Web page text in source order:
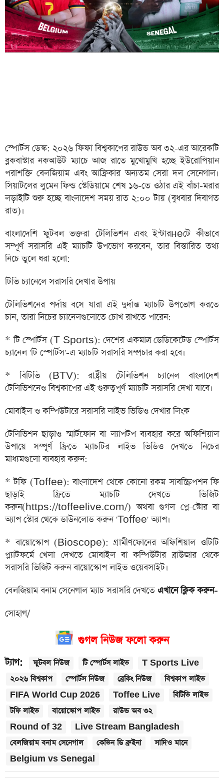
স্পোর্টস ডেস্ক: ২০২৬ ফিফা বিশ্বকাপের রাউন্ড অব ৩২-এর আরেকটি
ব্লকবাস্টার নকআউট ম্যাচে আজ রাতে মুখোমুখি হচ্ছে ইউরোপিয়ান
পরাশক্তি বেলজিয়াম এবং আফ্রিকার অন্যতম সেরা দল সেনেগাল।
সিয়াটলের লুমেন ফিল্ড স্টেডিয়ামে শেষ ১৬-তে ওঠার এই বাঁচা-মরার
লড়াইটি শুরু হচ্ছে বাংলাদেশ সময় রাত ২:০০ টায় (বুধবার দিবাগত
রাত)।
বাংলাদেশি ফুটবল ভক্তরা টেলিভিশন এবং ইন্টারнеটে কীভাবে
সম্পূর্ণ সরাসরি এই ম্যাচটি উপভোগ করবেন, তার বিস্তারিত তথ্য
নিচে তুলে ধরা হলো:
টিভি চ্যানেলে সরাসরি দেখার উপায়
টেলিভিশনের পর্দায় বসে যারা এই দুর্দান্ত ম্যাচটি উপভোগ করতে
চান, তারা নিচের চ্যানেলগুলোতে চোখ রাখতে পারেন:
* টি স্পোর্টস (T Sports): দেশের একমাত্র ডেডিকেটেড স্পোর্টস
চ্যানেল 'টি স্পোর্টস'-এ ম্যাচটি সরাসরি সম্প্রচার করা হবে।
* বিটিভি (BTV): রাষ্ট্রীয় টেলিভিশন চ্যানেল বাংলাদেশ
টেলিভিশনেও বিশ্বকাপের এই গুরুত্বপূর্ণ ম্যাচটি সরাসরি দেখা যাবে।
মোবাইল ও কম্পিউটারে সরাসরি লাইভ ভিডিও দেখার লিংক
টেলিভিশন ছাড়াও স্মার্টফোন বা ল্যাপটপ ব্যবহার করে অফিশিয়াল
উপায়ে সম্পূর্ণ ফ্রিতে ম্যাচটির লাইভ ভিডিও দেখতে নিচের
মাধ্যমগুলো ব্যবহার করুন:
* টফি (Toffee): বাংলাদেশ থেকে কোনো রকম সাবস্ক্রিপশন ফি
ছাড়াই ফ্রিতে ম্যাচটি দেখতে ভিজিট
করুন(https://toffeelive.com/) অথবা গুগল প্লে-স্টোর বা
অ্যাপ স্টোর থেকে ডাউনলোড করুন 'Toffee' অ্যাপ।
* বায়োস্কোপ (Bioscope): গ্রামীণফোনের অফিশিয়াল ওটিটি
প্ল্যাটফর্মে খেলা দেখতে মোবাইল বা কম্পিউটার ব্রাউজার থেকে
সরাসরি ভিজিট করুন বায়োস্কোপ লাইভ ওয়েবসাইট।
বেলজিয়াম বনাম সেনেগাল ম্যাচ সরাসরি দেখতে এখানে ক্লিক করুন-
সোহাগ/
গুগল নিউজ ফলো করুন
ট্যাগ: ফুটবল নিউজ টি স্পোর্টস লাইভ
T Sports Live
২০২৬ বিশ্বকাপ
স্পোর্টস নিউজ ব্রেকিং নিউজ
বিশ্বকাপ লাইভ
FIFA World Cup 2026
Toffee Live
বিটিভি লাইভ
টফি লাইভ
বায়োস্কোপ লাইভ
রাউন্ড অব ৩২
Round of 32
Live Stream Bangladesh
বেলজিয়াম বনাম সেনেগাল
কেভিন ডি ব্রুইনা
সাদিও মানে
Belgium vs Senegal